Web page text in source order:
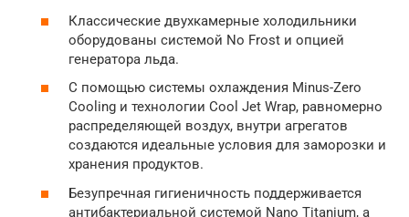
Классические двухкамерные холодильники
оборудованы системой No Frost и опцией
генератора льда.
С помощью системы охлаждения Minus-Zero
Cooling и технологии Cool Jet Wrap, равномерно
распределяющей воздух, внутри агрегатов
создаются идеальные условия для заморозки и
хранения продуктов.
Безупречная гигиеничность поддерживается
антибактериальной системой Nano Titanium, а